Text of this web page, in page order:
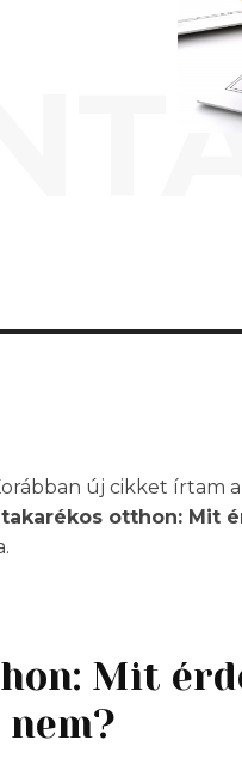
új cikket írtam
otthon: Mit
Mit